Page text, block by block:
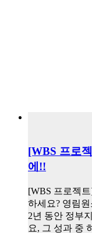
[WBS 프로
에!!
[WBS 프로젝
하세요? 영림
2년 동안 정부
요, 그 성과 중